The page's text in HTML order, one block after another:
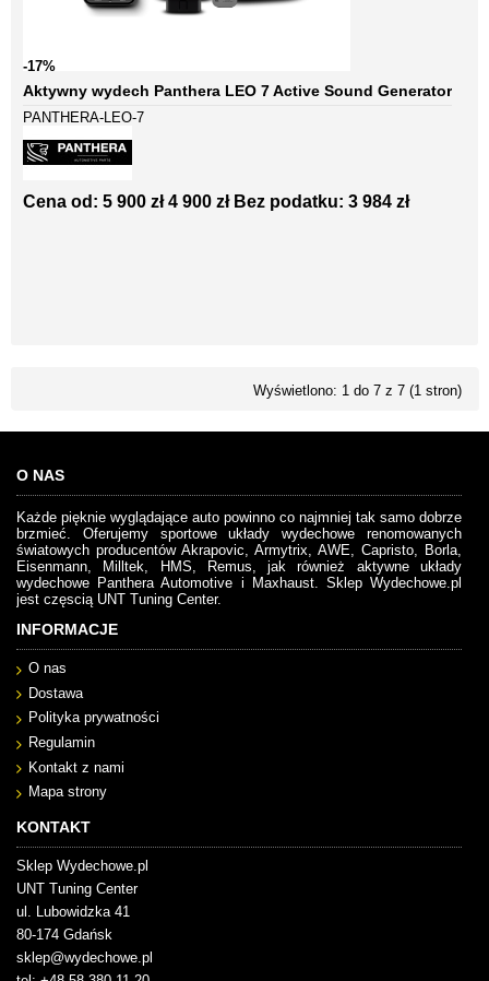
-17%
Aktywny wydech Panthera LEO 7 Active Sound Generator
PANTHERA-LEO-7
Cena od: 5 900 zł 4 900 zł Bez podatku: 3 984 zł
Wyświetlono: 1 do 7 z 7 (1 stron)
O NAS
Każde pięknie wyglądające auto powinno co najmniej tak samo dobrze
brzmieć. Oferujemy sportowe układy wydechowe renomowanych
światowych producentów Akrapovic, Armytrix, AWE, Capristo, Borla,
Eisenmann, Milltek, HMS, Remus, jak również aktywne układy
wydechowe Panthera Automotive i Maxhaust. Sklep Wydechowe.pl
jest częscią UNT Tuning Center.
INFORMACJE
O nas
Dostawa
Polityka prywatności
Regulamin
Kontakt z nami
Mapa strony
KONTAKT
Sklep Wydechowe.pl
UNT Tuning Center
ul. Lubowidzka 41
80-174 Gdańsk
sklep@wydechowe.pl